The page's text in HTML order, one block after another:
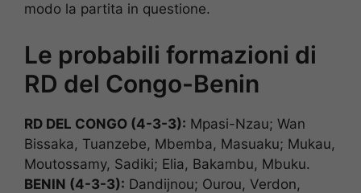
modo la partita in questione.
Le probabili formazioni di
RD del Congo-Benin
RD DEL CONGO (4-3-3): Mpasi-Nzau; Wan
Bissaka, Tuanzebe, Mbemba, Masuaku; Mukau,
Moutossamy, Sadiki; Elia, Bakambu, Mbuku.
BENIN (4-3-3): Dandijnou; Ourou, Verdon,